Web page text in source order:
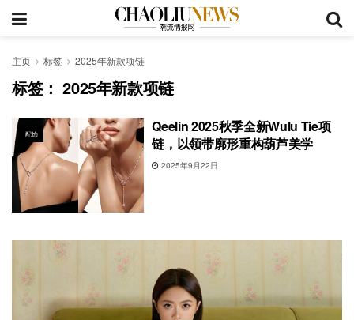
主页 标签 2025年新款项链
标签：2025年新款项链
配饰
Qeelin 2025秋季全新Wulu Tie项
链，以领带廓形重构葫芦美学
2025年9月22日